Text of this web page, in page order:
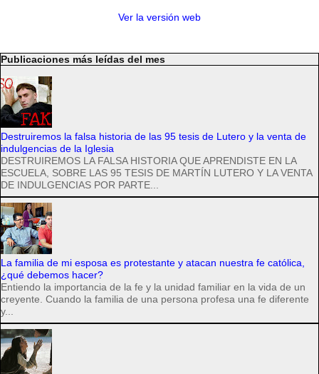
Ver la versión web
Publicaciones más leídas del mes
Destruiremos la falsa historia de las 95 tesis de Lutero y la venta de
indulgencias de la Iglesia
DESTRUIREMOS LA FALSA HISTORIA QUE APRENDISTE EN LA
ESCUELA, SOBRE LAS 95 TESIS DE MARTÍN LUTERO Y LA VENTA
DE INDULGENCIAS POR PARTE...
La familia de mi esposa es protestante y atacan nuestra fe católica,
¿qué debemos hacer?
Entiendo la importancia de la fe y la unidad familiar en la vida de un
creyente. Cuando la familia de una persona profesa una fe diferente
y...